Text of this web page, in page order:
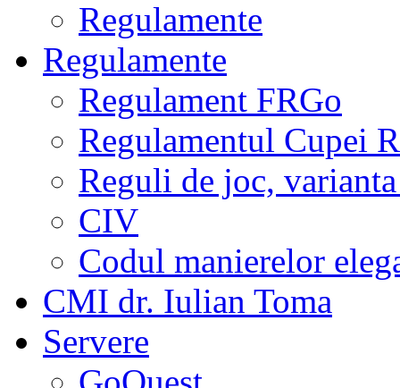
Regulamente
Regulamente
Regulament FRGo
Regulamentul Cupei
Reguli de joc,
CIV
Codul manierelor
CMI dr. Iulian Toma
Servere